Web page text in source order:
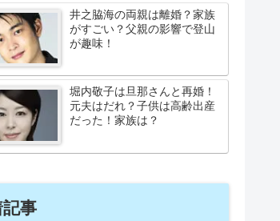
井之脇海の両親は離婚？家族
がすごい？父親の影響で登山
が趣味！
堀内敬子は旦那さんと再婚！
元夫はだれ？子供は高齢出産
だった！家族は？
事